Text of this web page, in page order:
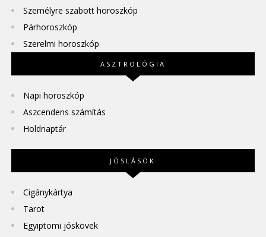
Személyre szabott horoszkóp
Párhoroszkóp
Szerelmi horoszkóp
ASZTROLÓGIA
Napi horoszkóp
Aszcendens számítás
Holdnaptár
JÓSLÁSOK
Cigánykártya
Tarot
Egyiptomi jóskövek